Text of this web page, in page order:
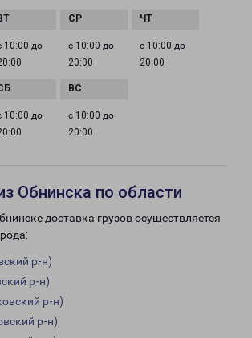
10:00 до
с 10:00 до
20:00
с 10:00 до
20:00
10:00 до
с 10:00 до
20:00
Обнинска по области
доставка грузов осуществляется
р-н)
р-н)
р-н)
р-н)